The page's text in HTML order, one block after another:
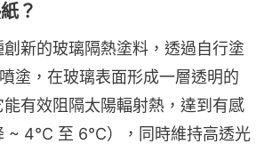
？
新的玻璃隔熱塗料，透過自行塗
塗，在玻璃表面形成一層透明的
有效阻隔太陽輻射熱，達到有感
~ 4°C 至 6°C），同時維持高透光